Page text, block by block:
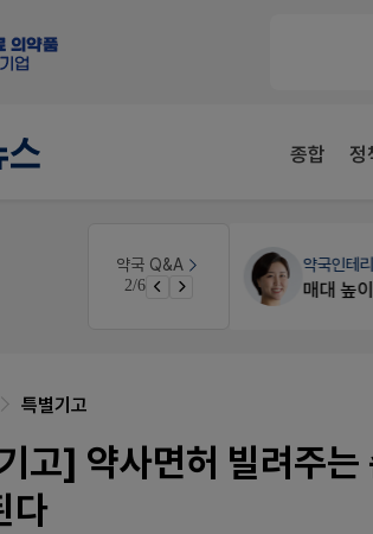
종합 정
약국 Q&A
3/6
생각자국 디자인 약국대출메
특별기고
고] 약사면허 빌려주는
다